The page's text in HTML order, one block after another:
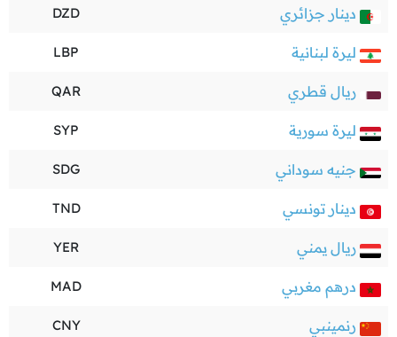
دينار جزائري DZD
ليرة لبنانية LBP
ريال قطري QAR
ليرة سورية SYP
جنيه سوداني SDG
دينار تونسي TND
ريال يمني YER
درهم مغربي MAD
رنمينبي CNY